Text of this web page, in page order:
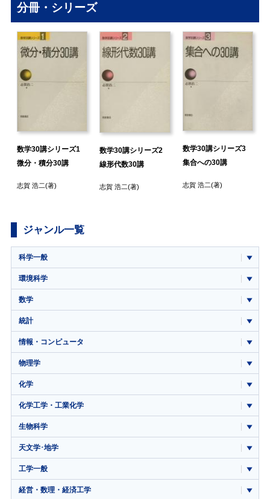
分冊・シリーズ
数学30講シリーズ1
微分・積分30講
志賀 浩二(著)
数学30講シリーズ2
線形代数30講
志賀 浩二(著)
数学30講シリーズ3
集合への30講
志賀 浩二(著)
ジャンル一覧
科学一般
環境科学
数学
統計
情報・コンピュータ
物理学
化学
化学工学・工業化学
生物科学
天文学･地学
工学一般
経営・数理・経済工学